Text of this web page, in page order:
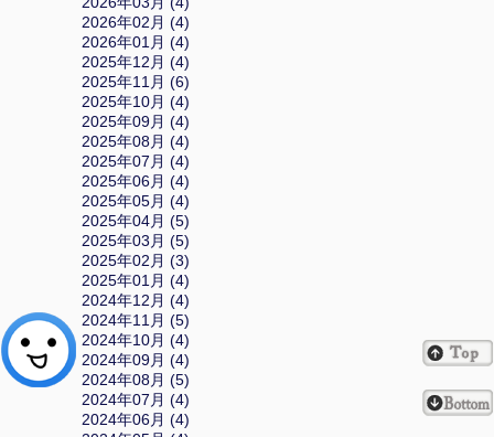
2026年02月 (4)
2026年01月 (4)
2025年12月 (4)
2025年11月 (6)
2025年10月 (4)
2025年09月 (4)
2025年08月 (4)
2025年07月 (4)
2025年06月 (4)
2025年05月 (4)
2025年04月 (5)
2025年03月 (5)
2025年02月 (3)
2025年01月 (4)
2024年12月 (4)
2024年11月 (5)
2024年10月 (4)
2024年09月 (4)
2024年08月 (5)
2024年07月 (4)
2024年06月 (4)